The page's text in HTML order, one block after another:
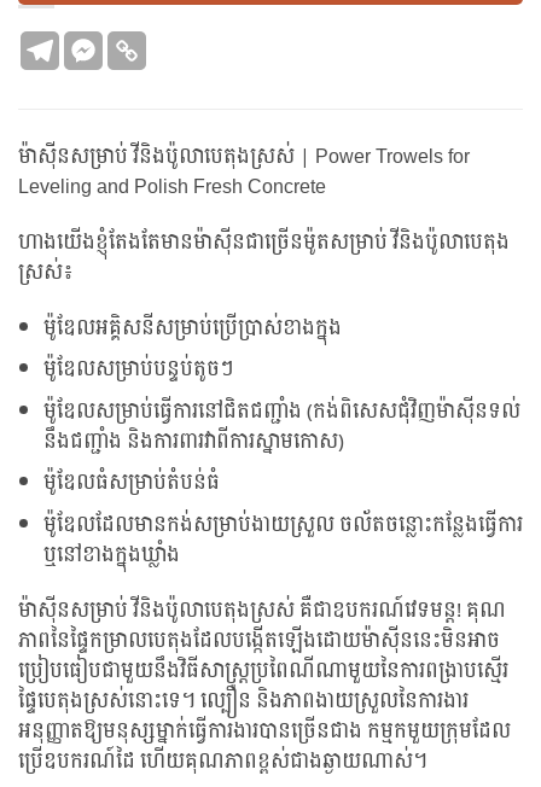
ម៉ាស៊ីនសម្រាប់ វីនិងប៉ូលាបេតុងស្រស់ | Power Trowels for
Leveling and Polish Fresh Concrete
ហាងយើងខ្ញុំតែងតែមានម៉ាស៊ីនជាច្រើនម៉ូតសម្រាប់ វីនិងប៉ូលាបេតុង
ស្រស់៖
ម៉ូឌែលអគ្គិសនីសម្រាប់ប្រើប្រាស់ខាងក្នុង
ម៉ូឌែលសម្រាប់បន្ទប់តូចៗ
ម៉ូឌែលសម្រាប់ធ្វើការនៅជិតជញ្ជាំង (កង់ពិសេសជុំវិញម៉ាស៊ីនទល់
នឹងជញ្ជាំង និងការពារវាពីការស្នាមកោស)
ម៉ូឌែលធំសម្រាប់តំបន់ធំ
ម៉ូឌែលដែលមានកង់សម្រាប់ងាយស្រួល ចល័តចន្លោះកន្លែងធ្វើការ
ឬនៅខាងក្នុងឃ្លាំង
ម៉ាស៊ីនសម្រាប់ វីនិងប៉ូលាបេតុងស្រស់ គឺជាឧបករណ៍វេទមន្ត! គុណ
ភាពនៃផ្ទៃកម្រាលបេតុងដែលបង្កើតឡើងដោយម៉ាស៊ីននេះមិនអាច
ប្រៀបធៀបជាមួយនឹងវិធីសាស្រ្តប្រពៃណីណាមួយនៃការពង្រាបស្មើរ
ផ្ទៃបេតុងស្រស់នោះទេ។ ល្បឿន និងភាពងាយស្រួលនៃការងារ
អនុញ្ញាតឱ្យមនុស្សម្នាក់ធ្វើការងារបានច្រើនជាង កម្មកមួយក្រុមដែល
ប្រើឧបករណ៍ដៃ ហើយគុណភាពខ្ពស់ជាងឆ្ងាយណាស់។